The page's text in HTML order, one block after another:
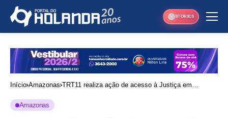
STORIES
Início Amazonas TRT11 realiza ação de acesso à Justiça em
Amazonas